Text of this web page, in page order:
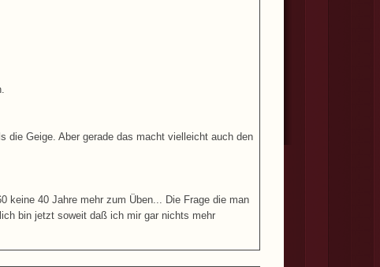
die Geige. Aber gerade das macht vielleicht auch den
keine 40 Jahre mehr zum Üben... Die Frage die man
bin jetzt soweit daß ich mir gar nichts mehr